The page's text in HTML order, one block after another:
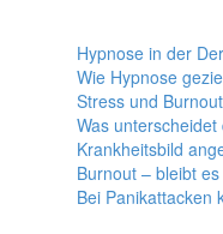
Hypnose in der
Wie Hypnose
Stress und
Was
Krankheitsbild
Burnout – bleibt
Bei Panikattacken